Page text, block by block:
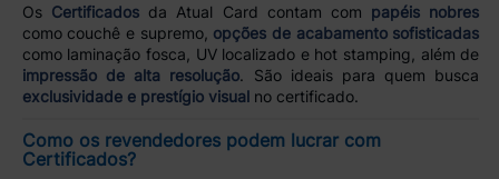
Os Certificados da Atual Card contam com papéis nobres
como couchê e supremo, opções de acabamento sofisticadas
como laminação fosca, UV localizado e hot stamping, além de
impressão de alta resolução. São ideais para quem busca
exclusividade e prestígio visualno certificado.
Como os revendedores podem lucrar com
Certificados?